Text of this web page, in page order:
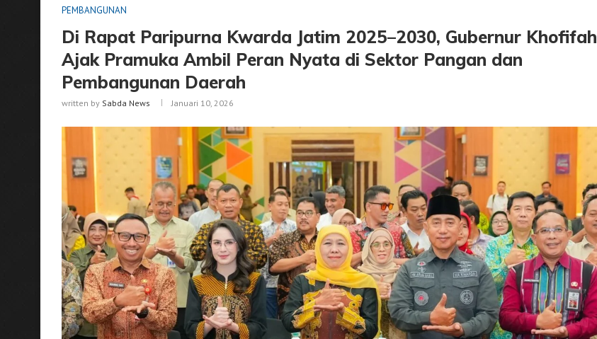
PEMBANGUNAN
Di Rapat Paripurna Kwarda Jatim 2025–2030, Gubernur Khofifah
Ajak Pramuka Ambil Peran Nyata di Sektor Pangan dan
Pembangunan Daerah
written by Sabda News Januari 10, 2026